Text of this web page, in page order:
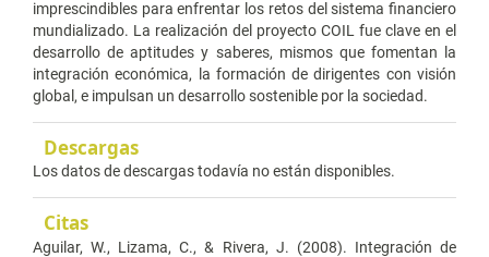
imprescindibles para enfrentar los retos del sistema financiero
mundializado. La realización del proyecto COIL fue clave en el
desarrollo de aptitudes y saberes, mismos que fomentan la
integración económica, la formación de dirigentes con visión
global, e impulsan un desarrollo sostenible por la sociedad.
Descargas
Los datos de descargas todavía no están disponibles.
Citas
Aguilar, W., Lizama, C., & Rivera, J. (2008). Integración de